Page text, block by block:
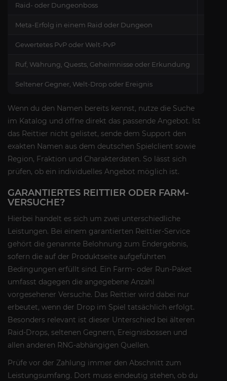
Raid- oder Dungeonboss
Meta-Erfolg in einem Raid oder Dungeon
Gewertetes PvP oder Welt-PvP
Ruf, Währung, Quests, Geheimnisse oder Erkundung
Seltener Gegner, Welt-Drop oder Ereignis
Wenn du den Namen bereits kennst, nutze die Suche
im Katalog und öffne direkt das passende Angebot. Ist
das Reittier nicht gelistet, sende dem Support den
exakten Namen aus dem deutschen Spielclient sowie
Region, Fraktion und Charakterdaten. So lässt sich
prüfen, ob ein individuelles Angebot möglich ist.
GARANTIERTES REITTIER ODER FARM-
VERSUCHE?
Hierbei handelt es sich um zwei unterschiedliche
Leistungen. Bei einem garantierten Reittier-Service
gehört die genannte Belohnung zum Endergebnis,
sofern die auf der Produktseite aufgeführten
Bedingungen erfüllt sind. Ein Farm- oder Run-Paket
umfasst dagegen die angegebene Anzahl
vorgesehener Versuche. Das Reittier wird dabei nur
erbeutet, wenn der Drop im Spiel tatsächlich erfolgt.
Besonders relevant ist dieser Unterschied bei älteren
Raid-Drops, seltenen Gegnern, Ereignisbossen und
allen anderen RNG-abhängigen Quellen.
Prüfe vor der Zahlung immer den Abschnitt zum
Leistungsumfang. Dort muss eindeutig stehen, ob du